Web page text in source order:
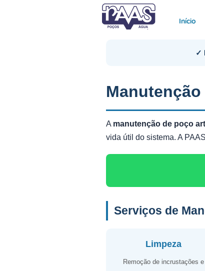
Início
✓
A manutenção de poço
vida útil do sistema. A
Serviços de
Limpeza
Remoção de incrustações e